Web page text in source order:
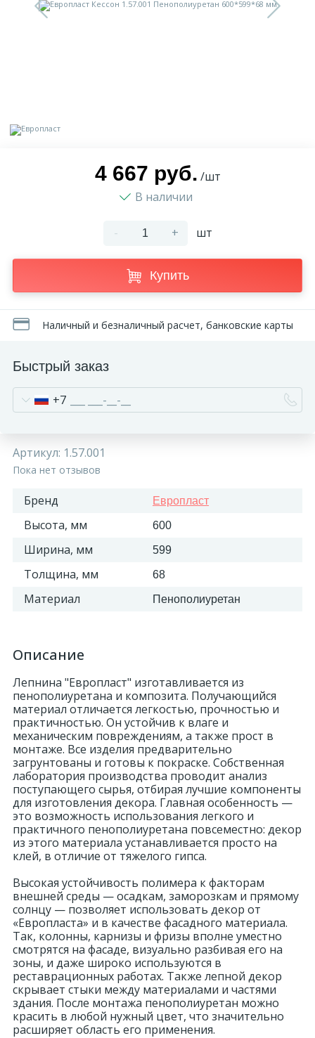
4 667 руб. /шт
В наличии
- + шт
Купить
Наличный и безналичный расчет, банковские карты
Быстрый заказ
+7
Артикул: 1.57.001
Пока нет отзывов
Бренд Европласт
Высота, мм 600
Ширина, мм 599
Толщина, мм 68
Материал Пенополиуретан
Описание
Лепнина "Европласт" изготавливается из
пенополиуретана и композита. Получающийся
материал отличается легкостью, прочностью и
практичностью. Он устойчив к влаге и
механическим повреждениям, а также прост в
монтаже. Все изделия предварительно
загрунтованы и готовы к покраске. Собственная
лаборатория производства проводит анализ
поступающего сырья, отбирая лучшие компоненты
для изготовления декора. Главная особенность —
это возможность использования легкого и
практичного пенополиуретана повсеместно: декор
из этого материала устанавливается просто на
клей, в отличие от тяжелого гипса.
Высокая устойчивость полимера к факторам
внешней среды — осадкам, заморозкам и прямому
солнцу — позволяет использовать декор от
«Европласта» и в качестве фасадного материала.
Так, колонны, карнизы и фризы вполне уместно
смотрятся на фасаде, визуально разбивая его на
зоны, и даже широко используются в
реставрационных работах. Также лепной декор
скрывает стыки между материалами и частями
здания. После монтажа пенополиуретан можно
красить в любой нужный цвет, что значительно
расширяет область его применения.
Доставка
Сотрудничество